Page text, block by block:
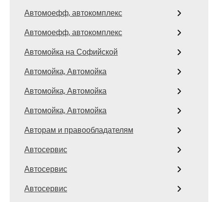
Автомоефф, автокомплекс
Автомоефф, автокомплекс
Автомойка на Софийской
Автомойка, Автомойка
Автомойка, Автомойка
Автомойка, Автомойка
Авторам и правообладателям
Автосервис
Автосервис
Автосервис